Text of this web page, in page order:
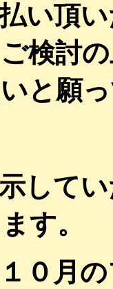
い頂
検討
と願
して
す。
０月